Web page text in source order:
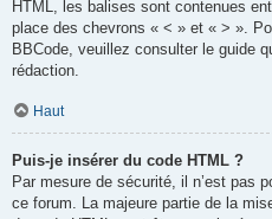
HTML, les balises sont contenues
place des chevrons « < » et « > ».
BBCode, veuillez consulter le guide
rédaction.
Haut
Puis-je insérer du code HTML ?
Par mesure de sécurité, il n’est pas
ce forum. La majeure partie de la